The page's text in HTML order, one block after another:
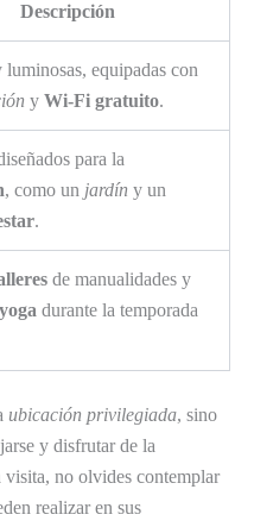
Descripción
equipadas con
y Wi-Fi gratuito.
para la
, como un jardín y un
.
de manualidades y
durante la temporada
ubicación privilegiada, sino
y disfrutar de la
visita, no olvides contemplar
realizar en sus